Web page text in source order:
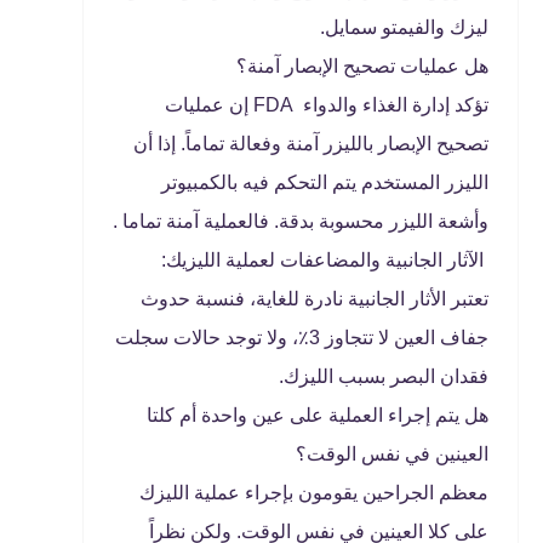
ليزك والفيمتو سمايل.
هل عمليات تصحيح الإبصار آمنة؟
تؤكد إدارة الغذاء والدواء FDA إن عمليات
تصحيح الإبصار بالليزر آمنة وفعالة تماماً. إذا أن
الليزر المستخدم يتم التحكم فيه بالكمبيوتر
وأشعة الليزر محسوبة بدقة. فالعملية آمنة تماما .
الآثار الجانبية والمضاعفات لعملية الليزيك:
تعتبر الأثار الجانبية نادرة للغاية، فنسبة حدوث
جفاف العين لا تتجاوز 3٪، ولا توجد حالات سجلت
فقدان البصر بسبب الليزك.
هل يتم إجراء العملية على عين واحدة أم كلتا
العينين في نفس الوقت؟
معظم الجراحين يقومون بإجراء عملية الليزك
على كلا العينين في نفس الوقت. ولكن نظراً